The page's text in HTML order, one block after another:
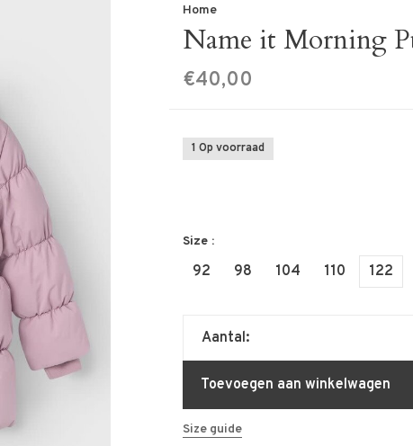
Home
Name it Morning
€40,00
1 Op voorraad
Size :
92 98 104 110 122
Aantal:
Toevoegen aan winkelwagen
Size guide